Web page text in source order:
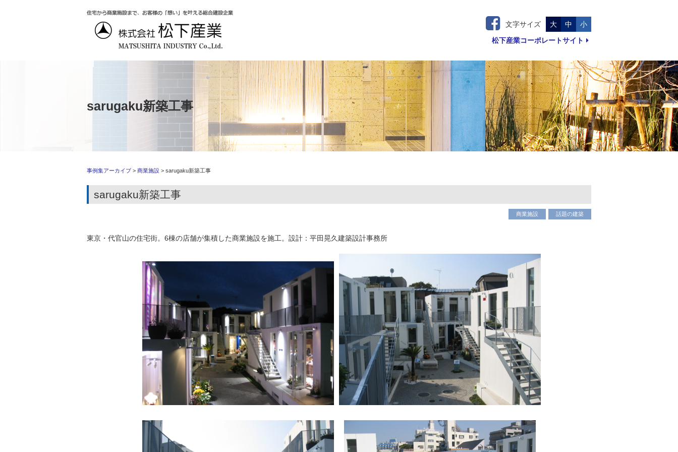
文字サイズ 大 中
小
松下産業コーポレートサイト
sarugaku新築工事
事例集アーカイブ > 商業施設 > sarugaku新築工事
sarugaku新築工事
商業施設 話題の建築
東京・代官山の住宅街。6棟の店舗が集積した商業施設を施工。設計：平田晃久建築設計事務所